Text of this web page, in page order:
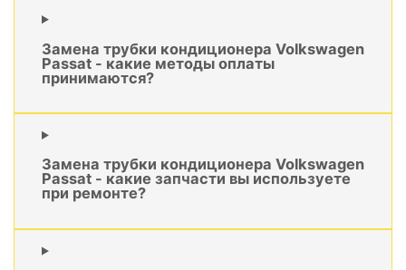
Замена трубки кондиционера Volkswagen
Passat - какие методы оплаты
принимаются?
Замена трубки кондиционера Volkswagen
Passat - какие запчасти вы используете
при ремонте?